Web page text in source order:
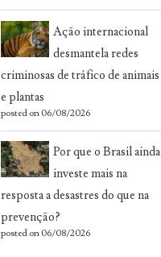
Ação internacional
desmantela redes
criminosas de tráfico de animais
e plantas
posted on 06/08/2026
Por que o Brasil ainda
investe mais na
resposta a desastres do que na
prevenção?
posted on 06/08/2026